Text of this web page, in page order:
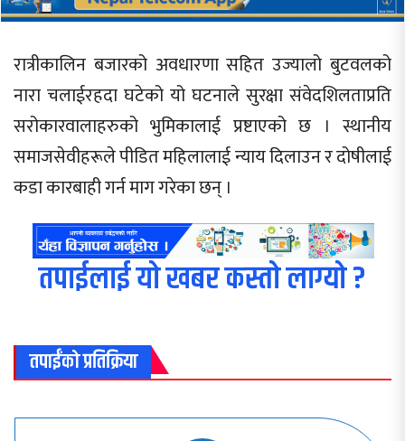
रात्रीकालिन बजारको अवधारणा सहित उज्यालो बुटवलको
नारा चलाईरहदा घटेको यो घटनाले सुरक्षा संवेदशिलताप्रति
सरोकारवालाहरुको भुमिकालाई प्रष्टाएको छ । स्थानीय
समाजसेवीहरूले पीडित महिलालाई न्याय दिलाउन र दोषीलाई
कडा कारबाही गर्न माग गरेका छन् ।
तपाईलाई यो खबर कस्तो लाग्यो ?
तपाईंको प्रतिक्रिया